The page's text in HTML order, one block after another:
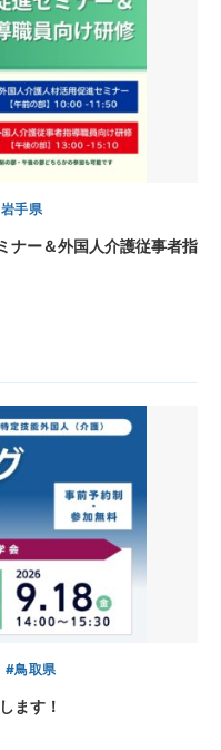
岩手県
ナー＆外国人介護従事者指
鳥取県
ます！